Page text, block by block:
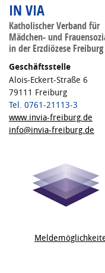
IN VIA
Katholischer Verband für
Mädchen- und
in der Erzdiözese Freiburg
Geschäftsstelle
Alois-Eckert-Straße 6
79111 Freiburg
Tel. 0761-21113-3
www.invia-freiburg.de
info@invia-freiburg.de